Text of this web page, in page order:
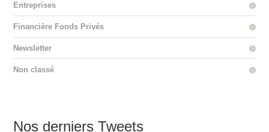
Entreprises
Financière Fonds Privés
Newsletter
Non classé
Nos derniers Tweets